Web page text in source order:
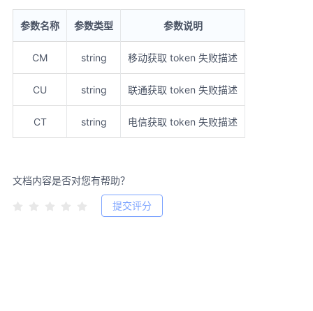
参数名称 参数类型 参数说明
CM string 移动获取 token 失败描述
CU string 联通获取 token 失败描述
CT string 电信获取 token 失败描述
文档内容是否对您有帮助？
提交评分